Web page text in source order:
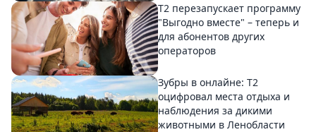
Т2 перезапускает программу
"Выгодно вместе" – теперь и
для абонентов других
операторов
Зубры в онлайне: Т2
оцифровал места отдыха и
наблюдения за дикими
животными в Ленобласти